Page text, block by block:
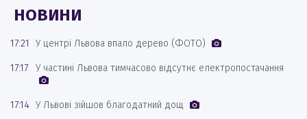
НОВИНИ
17:21 У центрі Львова впало дерево (ФОТО)
17:17 У частині Львова тимчасово відсутнє електропостачання
17:14 У Львові зійшов благодатний дощ